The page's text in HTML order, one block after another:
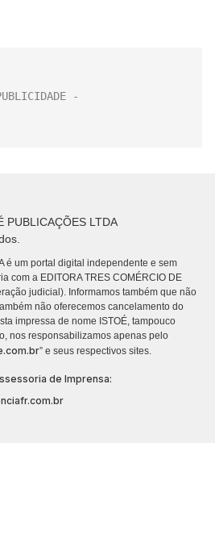
LTDA
é um portal digital independente e sem
com a EDITORA TRES COMÉRCIO DE
judicial). Informamos também que não
não oferecemos cancelamento do
impressa de nome ISTOÉ, tampouco
nos responsabilizamos apenas pelo
” e seus respectivos sites.
de Imprensa: